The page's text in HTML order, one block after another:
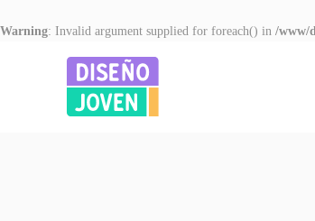
Warning: Invalid argument supplied for foreach() in /www/